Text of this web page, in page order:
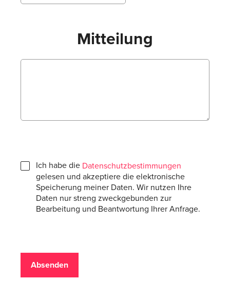
Mitteilung
Ich habe die Datenschutz­bestimmungen
gelesen und akzeptiere die elektronische
Speicherung meiner Daten. Wir nutzen Ihre
Daten nur streng zweckgebunden zur
Bearbeitung und Beantwortung Ihrer Anfrage.
Absenden